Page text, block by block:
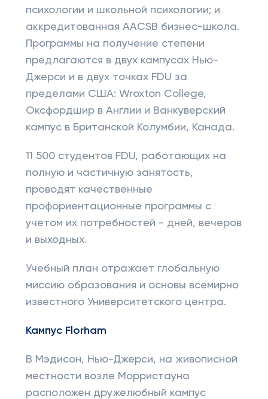
психологии и школьной психологии; и
аккредитованная AACSB бизнес-школа.
Программы на получение степени
предлагаются в двух кампусах Нью-
Джерси и в двух точках FDU за
пределами США: Wroxton College,
Оксфордшир в Англии и Ванкуверский
кампус в Британской Колумбии, Канада.
11 500 студентов FDU, работающих на
полную и частичную занятость,
проводят качественные
профориентационные программы с
учетом их потребностей - дней, вечеров
и выходных.
Учебный план отражает глобальную
миссию образования и основы всемирно
известного Университетского центра.
Кампус Florham
В Мэдисон, Нью-Джерси, на живописной
местности возле Морристауна
расположен дружелюбный кампус